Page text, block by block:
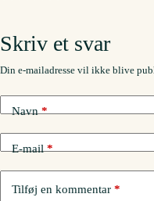
Skriv et svar
Din e-mailadresse vil ikke blive
Navn*
E-mail*
Tilføj en kommentar *